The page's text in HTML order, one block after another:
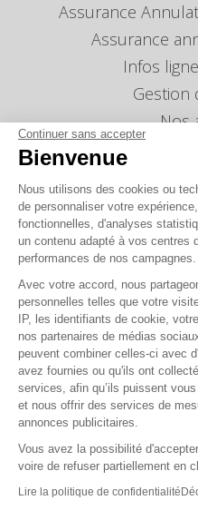
Continuer sans accepter
Bienvenue
Nous utilisons des cookies ou
de personnaliser votre
fonctionnelles, d'analyses
un contenu adapté à vos centres
performances de nos campagnes.
Avec votre accord, nous
personnelles telles que votre
IP, les identifiants de cookie,
nos partenaires de médias
peuvent combiner celles-ci avec
avez fournies ou qu'ils ont
services, afin qu’ils puissent
et nous offrir des services de
annonces publicitaires.
Vous avez la possibilité
voire de refuser partiellement en
Lire la politique de confidentialité
Assurance
Assurance
Infos
Gestion
Nos
Nous
Info Ventes
Politique de
Index égalité
Écarts de
les
Vous avez
La FAQ
© Corsica Linea - Siège social - 4 Bd